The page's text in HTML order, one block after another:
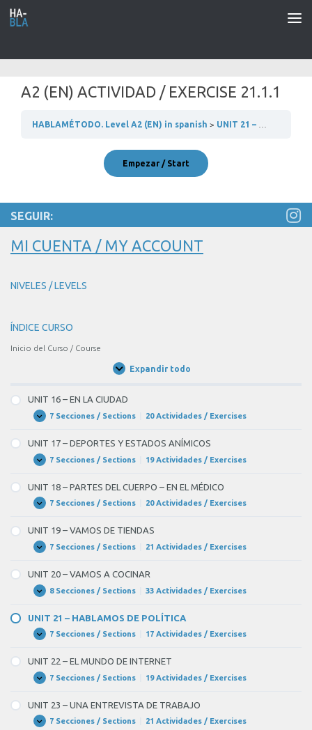
Saltar al contenido
A2 (EN) ACTIVIDAD / EXERCISE 21.1.1
HABLAMÉTODO. Level A2 (EN) in spanish UNIT 21 – HABLAMOS DE POLÍTICA
SEGUIR:
MI CUENTA / MY ACCOUNT
NIVELES / LEVELS
ÍNDICE CURSO
Inicio del Curso / Course
Expandir todo
Unidades
UNIT 16 – EN LA CIUDAD
Expandir
UNIT
–
EN
LA
CIUDAD
7 Secciones / Sections 20 Actividades / Exercises
UNIT 17 – DEPORTES Y ESTADOS ANÍMICOS
Expandir
UNIT
–
DEPORTES
Y
ESTADOS
7 Secciones / Sections 19 Actividades / Exercises
UNIT 18 – PARTES DEL CUERPO – EN EL MÉDICO
Expandir
UNIT
–
PARTES
DEL
CUERPO
EN
EL
MÉDICO
7 Secciones / Sections 20 Actividades / Exercises
UNIT 19 – VAMOS DE TIENDAS
Expandir
UNIT
–
VAMOS
DE
TIENDAS
7 Secciones / Sections 21 Actividades / Exercises
UNIT 20 – VAMOS A COCINAR
Expandir
UNIT
–
VAMOS
A
COCINAR
8 Secciones / Sections 33 Actividades / Exercises
UNIT 21 – HABLAMOS DE POLÍTICA
Expandir
UNIT
–
HABLAMOS
DE
POLÍTICA
7 Secciones / Sections 17 Actividades / Exercises
UNIT 22 – EL MUNDO DE INTERNET
Expandir
UNIT
–
EL
MUNDO
7 Secciones / Sections 19 Actividades / Exercises
UNIT 23 – UNA ENTREVISTA DE TRABAJO
Expandir
UNIT7 Secciones / Sections 21 Actividades / Exercises